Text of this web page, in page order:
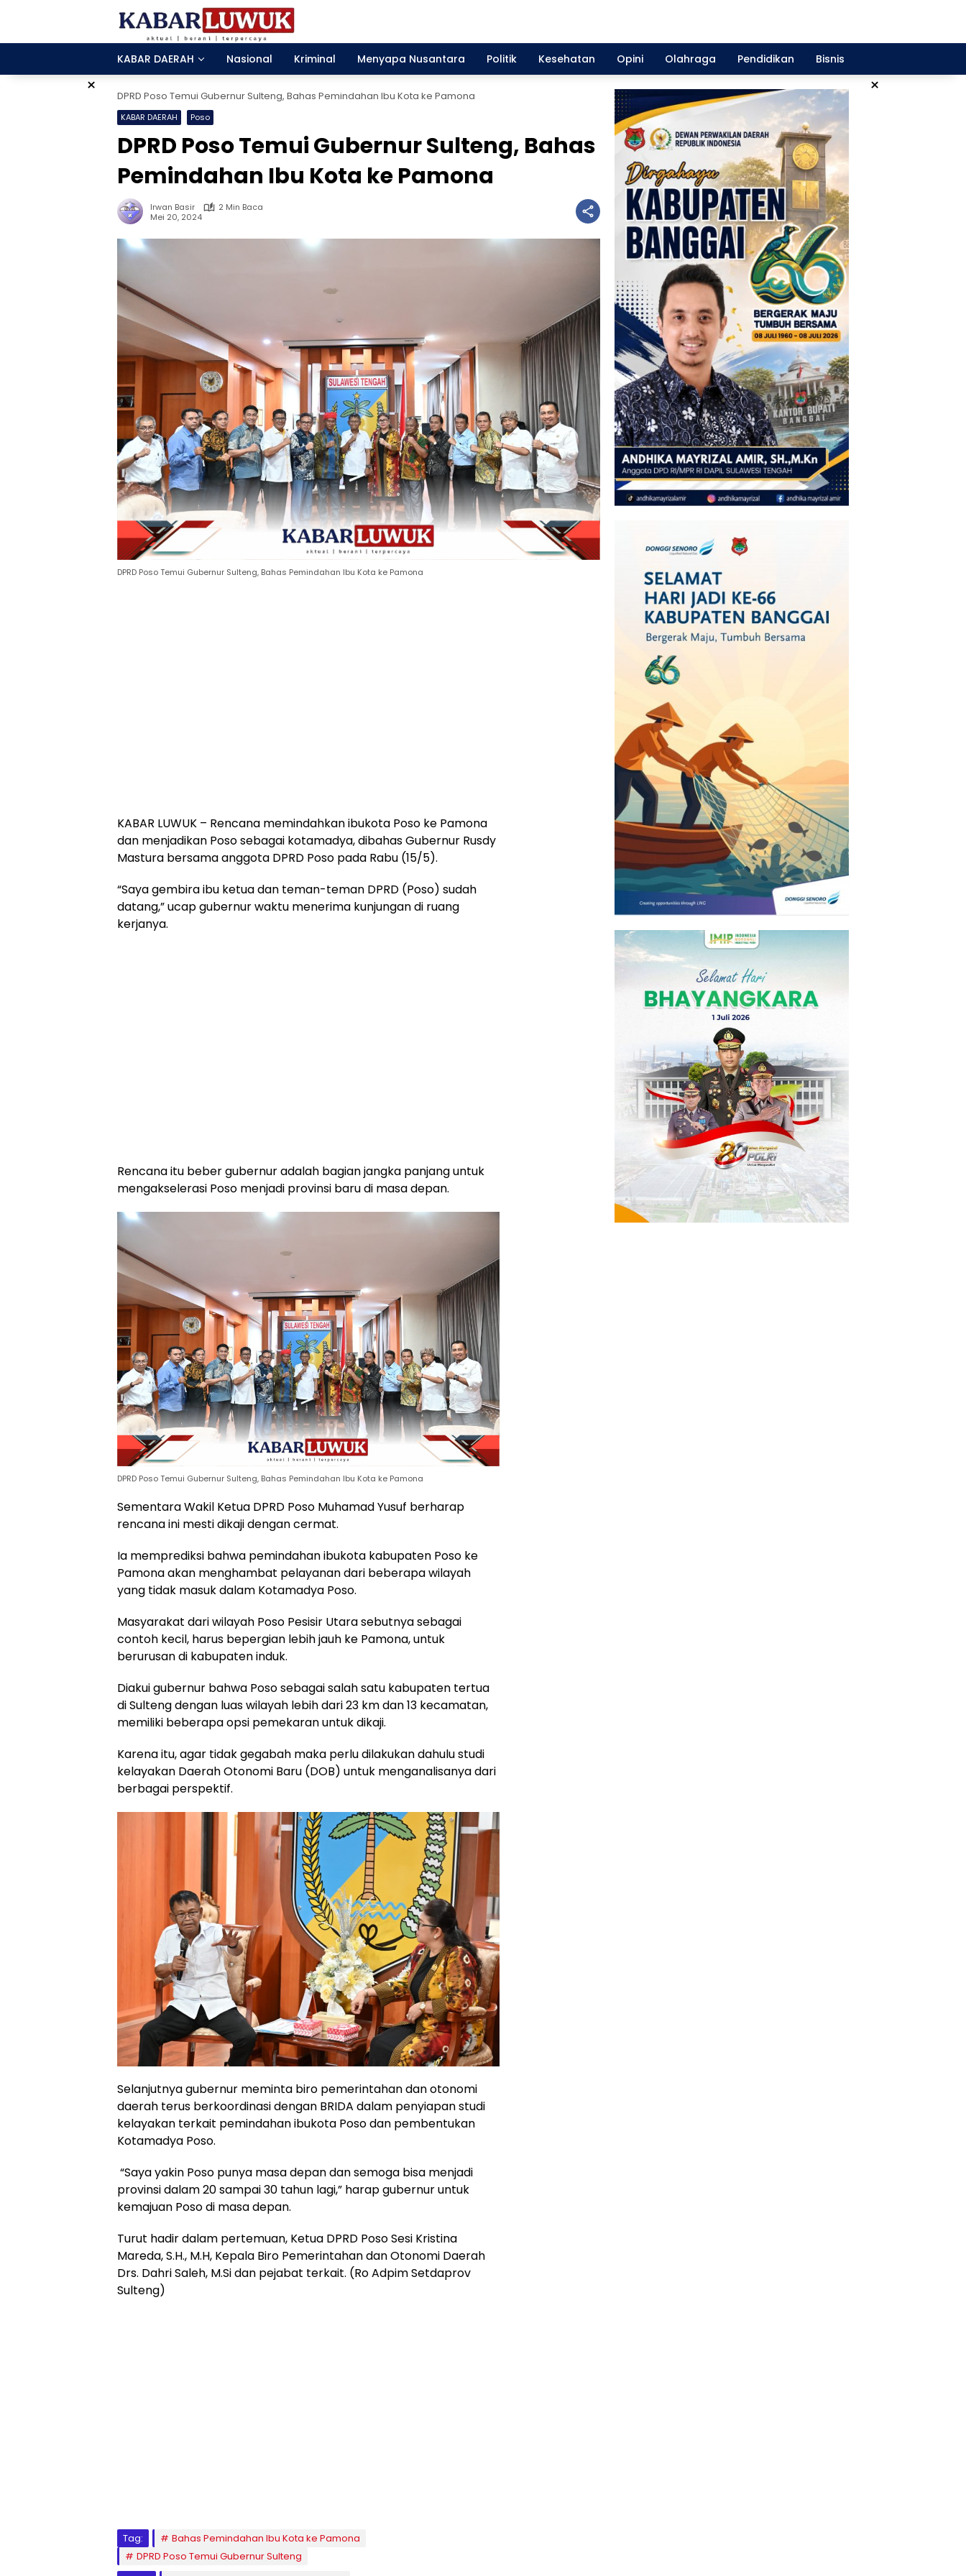
KABAR DAERAH
Nasional Kriminal Menyapa Nusantara Politik Kesehatan Opini Olahraga Pendidikan Bisnis
× ×
DPRD Poso Temui Gubernur Sulteng, Bahas Pemindahan Ibu Kota ke Pamona
KABAR DAERAH Poso
DPRD Poso Temui Gubernur Sulteng, Bahas
Pemindahan Ibu Kota ke Pamona
Irwan Basir
2 Min Baca
Mei 20, 2024
DPRD Poso Temui Gubernur Sulteng, Bahas Pemindahan Ibu Kota ke Pamona
KABAR LUWUK – Rencana memindahkan ibukota Poso ke Pamona
dan menjadikan Poso sebagai kotamadya, dibahas Gubernur Rusdy
Mastura bersama anggota DPRD Poso pada Rabu (15/5).
“Saya gembira ibu ketua dan teman-teman DPRD (Poso) sudah
datang,” ucap gubernur waktu menerima kunjungan di ruang
kerjanya.
Rencana itu beber gubernur adalah bagian jangka panjang untuk
mengakselerasi Poso menjadi provinsi baru di masa depan.
DPRD Poso Temui Gubernur Sulteng, Bahas Pemindahan Ibu Kota ke Pamona
Sementara Wakil Ketua DPRD Poso Muhamad Yusuf berharap
rencana ini mesti dikaji dengan cermat.
Ia memprediksi bahwa pemindahan ibukota kabupaten Poso ke
Pamona akan menghambat pelayanan dari beberapa wilayah
yang tidak masuk dalam Kotamadya Poso.
Masyarakat dari wilayah Poso Pesisir Utara sebutnya sebagai
contoh kecil, harus bepergian lebih jauh ke Pamona, untuk
berurusan di kabupaten induk.
Diakui gubernur bahwa Poso sebagai salah satu kabupaten tertua
di Sulteng dengan luas wilayah lebih dari 23 km dan 13 kecamatan,
memiliki beberapa opsi pemekaran untuk dikaji.
Karena itu, agar tidak gegabah maka perlu dilakukan dahulu studi
kelayakan Daerah Otonomi Baru (DOB) untuk menganalisanya dari
berbagai perspektif.
Selanjutnya gubernur meminta biro pemerintahan dan otonomi
daerah terus berkoordinasi dengan BRIDA dalam penyiapan studi
kelayakan terkait pemindahan ibukota Poso dan pembentukan
Kotamadya Poso.
“Saya yakin Poso punya masa depan dan semoga bisa menjadi
provinsi dalam 20 sampai 30 tahun lagi,” harap gubernur untuk
kemajuan Poso di masa depan.
Turut hadir dalam pertemuan, Ketua DPRD Poso Sesi Kristina
Mareda, S.H., M.H, Kepala Biro Pemerintahan dan Otonomi Daerah
Drs. Dahri Saleh, M.Si dan pejabat terkait. (Ro Adpim Setdaprov
Sulteng)
Tag:
Bahas Pemindahan Ibu Kota ke Pamona
DPRD Poso Temui Gubernur Sulteng